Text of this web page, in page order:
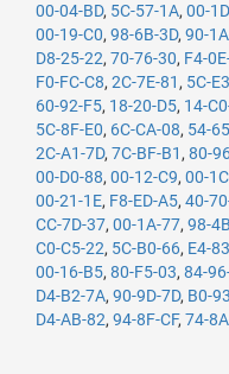
00-04-BD, 5C-57-1A, 00-
00-19-C0, 98-6B-3D, 90-
D8-25-22, 70-76-30, F4-
F0-FC-C8, 2C-7E-81 , 5C-
60-92-F5, 18-20-D5, 14-
5C-8F-E0, 6C-CA-08, 54-
2C-A1-7D, 7C-BF-B1 , 80-
00-D0-88, 00-12-C9, 00-
00-21-1E, F8-ED-A5, 40-
CC-7D-37, 00-1A-77, 98-
C0-C5-22, 5C-B0-66, E4-
00-16-B5, 80-F5-03, 84-
D4-B2-7A, 90-9D-7D, B0-
D4-AB-82, 94-8F-CF, 74-